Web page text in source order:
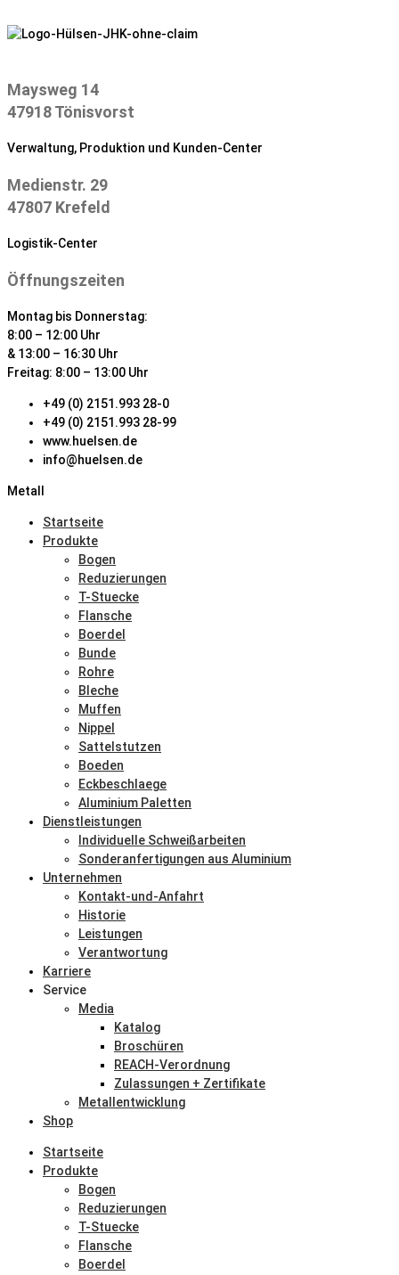
Inhalt
Maysweg 14
47918 Tönisvorst
Verwaltung, Produktion und Kunden-Center
Medienstr. 29
47807 Krefeld
Logistik-Center
Öffnungszeiten
Montag bis Donnerstag:
8:00 – 12:00 Uhr
& 13:00 – 16:30 Uhr
Freitag: 8:00 – 13:00 Uhr
+49 (0) 2151.993 28-0
+49 (0) 2151.993 28-99
www.huelsen.de
info@huelsen.de
Metall
Startseite
Produkte
Bogen
Reduzierungen
T-Stuecke
Flansche
Boerdel
Bunde
Rohre
Bleche
Muffen
Nippel
Sattelstutzen
Boeden
Eckbeschlaege
Aluminium Paletten
Dienstleistungen
Individuelle Schweißarbeiten
Sonderanfertigungen aus Aluminium
Unternehmen
Kontakt-und-Anfahrt
Historie
Leistungen
Verantwortung
Karriere
Service
Media
Katalog
Broschüren
REACH-Verordnung
Zulassungen + Zertifikate
Metallentwicklung
Shop
Startseite
Produkte
Bogen
Reduzierungen
T-Stuecke
Flansche
Boerdel